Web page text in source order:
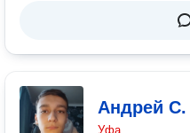
Андрей С.
Уфа